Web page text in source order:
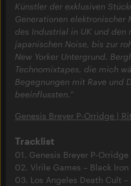
Künstler der exklusiven
Generationen elektronischer
des Industrial in UK und den
japanischen Noise, bis zur
New Yorker Untergrund.
Technomixtapes, die mich
Begegnungen mit Rave und
beeinflussten.“
Genesis Breyer P-Orridge |
Tracklist
01. Genesis Breyer P-
02. Virile Games – Black Iron
03. Los Angeles Death Cult –